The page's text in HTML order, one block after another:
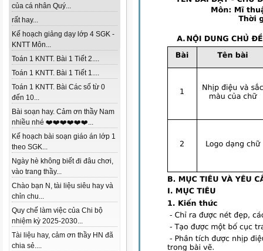
của cá nhân Quý...
rất hay...
Kế hoạch giảng dạy lớp 4 SGK -
KNTT Môn...
Toán 1 KNTT. Bài 1 Tiết 2....
Toán 1 KNTT. Bài 1 Tiết 1....
Toán 1 KNTT. Bài Các số từ 0
đến 10...
Bài soạn hay. Cảm ơn thầy Nam
nhiều nhé ❤️❤️❤️❤️❤️❤️...
Kế hoạch bài soạn giáo án lớp 1
theo SGK...
Ngày hè không biết đi đâu chơi,
vào trang thầy...
Chào bạn N, tài liệu siêu hay và
chỉn chu...
Quy chế làm việc của Chi bộ
nhiệm kỳ 2025-2030...
Tài liệu hay, cảm ơn thầy HN đã
chia sẻ....